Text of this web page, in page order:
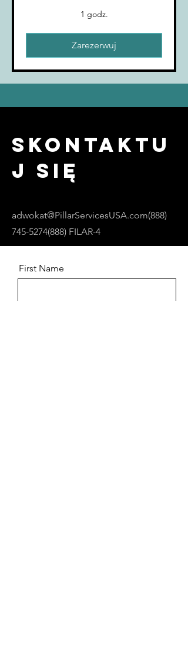
1 godz.
Zarezerwuj
Skontaktu
j się
adwokat@PillarServicesUSA.com(888)
745-5274(888) FILAR-4
First Name